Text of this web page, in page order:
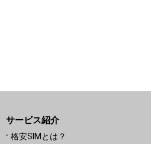
サービス紹介
格安SIMとは？